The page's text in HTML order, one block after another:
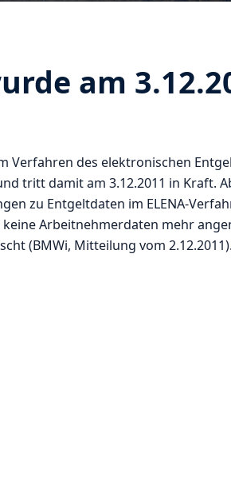
am
des elektronischen
tritt damit am 3.12.2011 in Kraft.
zu Entgeltdaten im ELENA-
Arbeitnehmerdaten mehr
(BMWi, Mitteilung vom 2.12.2011).